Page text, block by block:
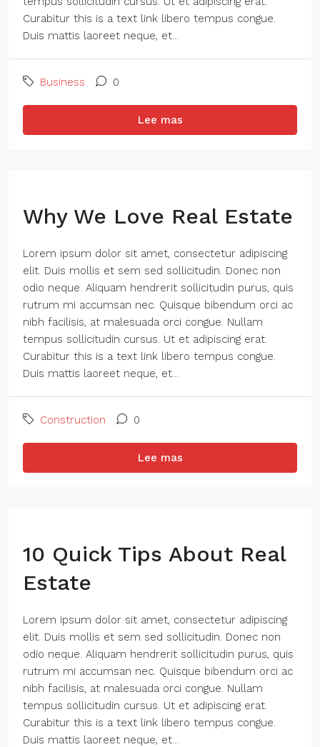
Curabitur this is a text link libero tempus congue.
Duis mattis laoreet neque, et...
Business 0
Lee mas
Why We Love Real Estate
Lorem ipsum dolor sit amet, consectetur adipiscing
elit. Duis mollis et sem sed sollicitudin. Donec non
odio neque. Aliquam hendrerit sollicitudin purus, quis
rutrum mi accumsan nec. Quisque bibendum orci ac
nibh facilisis, at malesuada orci congue. Nullam
tempus sollicitudin cursus. Ut et adipiscing erat.
Curabitur this is a text link libero tempus congue.
Duis mattis laoreet neque, et...
Construction 0
Lee mas
10 Quick Tips About Real
Estate
Lorem ipsum dolor sit amet, consectetur adipiscing
elit. Duis mollis et sem sed sollicitudin. Donec non
odio neque. Aliquam hendrerit sollicitudin purus, quis
rutrum mi accumsan nec. Quisque bibendum orci ac
nibh facilisis, at malesuada orci congue. Nullam
tempus sollicitudin cursus. Ut et adipiscing erat.
Curabitur this is a text link libero tempus congue.
Duis mattis laoreet neque, et...